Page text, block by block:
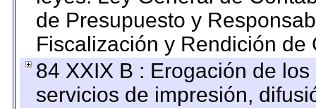
de Presupuesto y
Fiscalización y Rendición
84 XXIX B : Erogación de
servicios de impresión,